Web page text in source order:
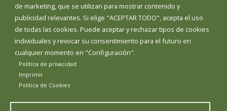
de marketing, que se utilizan para mostrar contenido y
publicidad relevantes. Si elige "ACEPTAR TODO", acepta el uso
de todas las cookies. Puede aceptar y rechazar tipos de cookies
individuales y revocar su consentimiento para el futuro en
cualquier momento en "Configuración".
Política de privacidad
Imprimir
Politica de Cookies